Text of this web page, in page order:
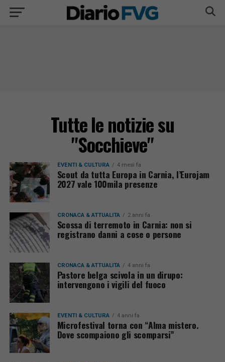
Tutte le notizie su
"Socchieve"
EVENTI & CULTURA 4 mesi fa
Scout da tutta Europa in Carnia, l’Eurojam
2027 vale 100mila presenze
CRONACA & ATTUALITÀ 2 anni fa
Scossa di terremoto in Carnia: non si
registrano danni a cose o persone
CRONACA & ATTUALITÀ 4 anni fa
Pastore belga scivola in un dirupo:
intervengono i vigili del fuoco
EVENTI & CULTURA 4 anni fa
Microfestival torna con “Alma mistero.
Dove scompaiono gli scomparsi”